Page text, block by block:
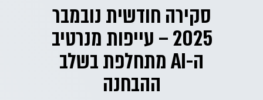
סקירה חודשית נובמבר
2025 – עייפות מנרטיב
ה-AI מתחלפת בשלב
ההבחנה